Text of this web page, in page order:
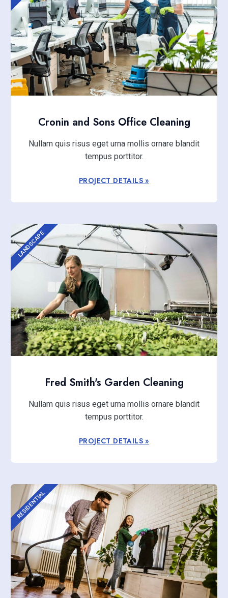
Cronin and Sons Office Cleaning
Nullam quis risus eget urna mollis ornare blandit
tempus porttitor.
PROJECT DETAILS »
Fred Smith's Garden Cleaning
Nullam quis risus eget urna mollis ornare blandit
tempus porttitor.
PROJECT DETAILS »
LANDSCAPE
RESIDENTIAL